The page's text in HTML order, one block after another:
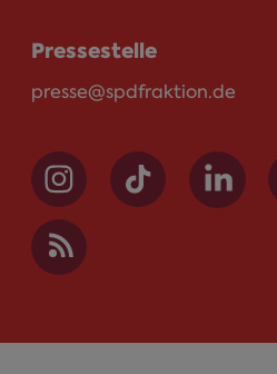
Pressestelle
presse@spdfraktion.de